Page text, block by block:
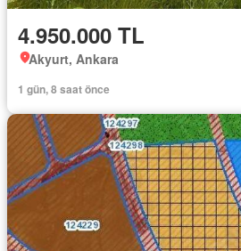
4.950.000 TL
Akyurt, Ankara
1 gün, 8 saat önce